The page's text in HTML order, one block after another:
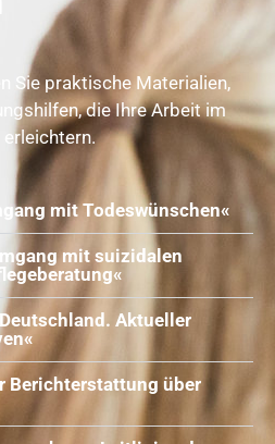
Sie praktische Materialien,
die Ihre Arbeit im
erleichtern.
mit Todeswünschen«
mit suizidalen
Aktueller
Berichterstattung über